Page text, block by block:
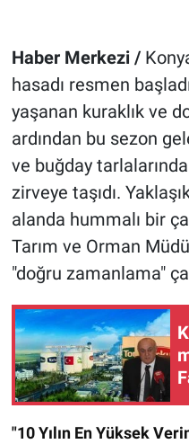
Haber Merkezi /
hasadı resmen
yaşanan kuraklık ve
ardından bu sezon
ve buğday
zirveye taşıdı.
alanda hummalı bir
Tarım ve Orman
"doğru zamanlama"
"10 Yılın En Yüksek